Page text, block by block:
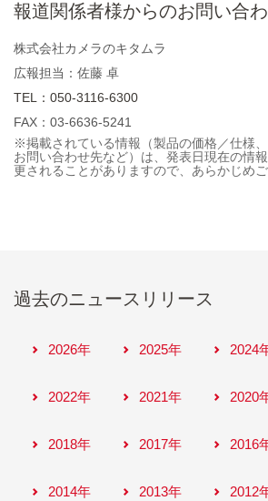
報道関係者様からのお問い合
株式会社カメラのキタムラ
広報担当：佐藤 卓
TEL：050-3116-6300
FAX：03-6636-5241
※掲載されている情報（製品の価格／仕様
お問い合わせ先など）は、発表日現在の情
更されることがありますので、あらかじめご
過去のニュースリリース
2026年 2025年 2024
2022年 2021年 2020
2018年 2017年 2016
2014年 2013年 2012